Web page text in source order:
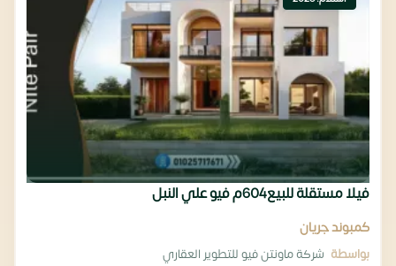
فيلا مستقلة للبيع604م فيو علي النبل
كمبوند جريان
بواسطة شركة ماونتن فيو للتطوير العقاري